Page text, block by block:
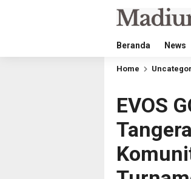
Beranda News
Home
EVOS